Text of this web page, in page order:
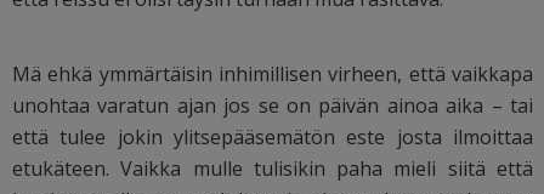
Mä ehkä ymmärtäisin inhimillisen virheen, että vaikkapa
unohtaa varatun ajan jos se on päivän ainoa aika – tai
että tulee jokin ylitsepääsemätön este josta ilmoittaa
etukäteen. Vaikka mulle tulisikin paha mieli siitä että